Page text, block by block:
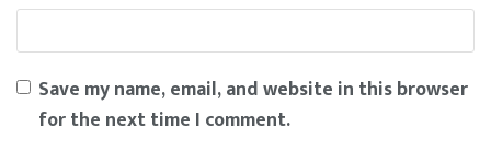
Save my name, email, and website in this browser
for the next time I comment.